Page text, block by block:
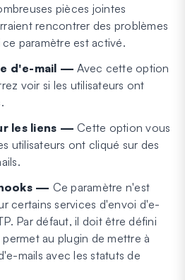
pièces jointes
rencontrer des problèmes
paramètre est activé.
d'e-mail — Avec cette option
voir si les utilisateurs ont
les liens — Cette option vous
utilisateurs ont cliqué sur des
— Ce paramètre n'est
certains services d'envoi d'e-
Par défaut, il doit être défini
permet au plugin de mettre à
mails avec les statuts de